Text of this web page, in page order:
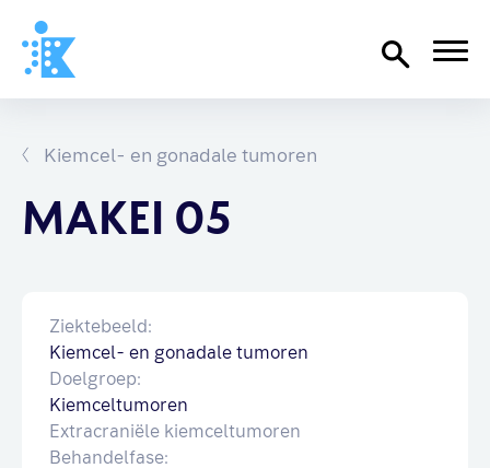
Kiemcel- en gonadale tumoren
MAKEI 05
Ziektebeeld:
Kiemcel- en gonadale tumoren
Doelgroep:
Kiemceltumoren
Extracraniële kiemceltumoren
Behandelfase:
Richtlijnen
Over SKION
Documenten
SKION-dagen
Steun ons